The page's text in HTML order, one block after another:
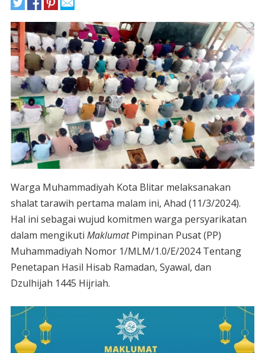
Warga Muhammadiyah Kota Blitar melaksanakan
shalat tarawih pertama malam ini, Ahad (11/3/2024).
Hal ini sebagai wujud komitmen warga persyarikatan
dalam mengikuti MaklumatPimpinan Pusat (PP)
Muhammadiyah Nomor 1/MLM/1.0/E/2024 Tentang
Penetapan Hasil Hisab Ramadan, Syawal, dan
Dzulhijah 1445 Hijriah.